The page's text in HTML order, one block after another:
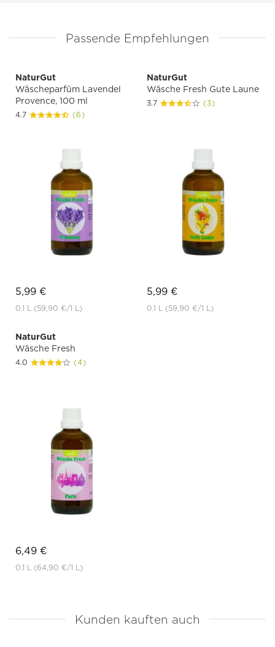
Passende Empfehlungen
NaturGut
Wäscheparfüm Lavendel
Provence, 100 ml
4.7 (6)
5,99 €
0.1 L (59,90 €/1 L)
NaturGut
Wäsche Fresh Gute Laune
3.7 (3)
5,99 €
0.1 L (59,90 €/1 L)
NaturGut
Wäsche Fresh
4.0 (4)
6,49 €
0.1 L (64,90 €/1 L)
Kunden kauften auch